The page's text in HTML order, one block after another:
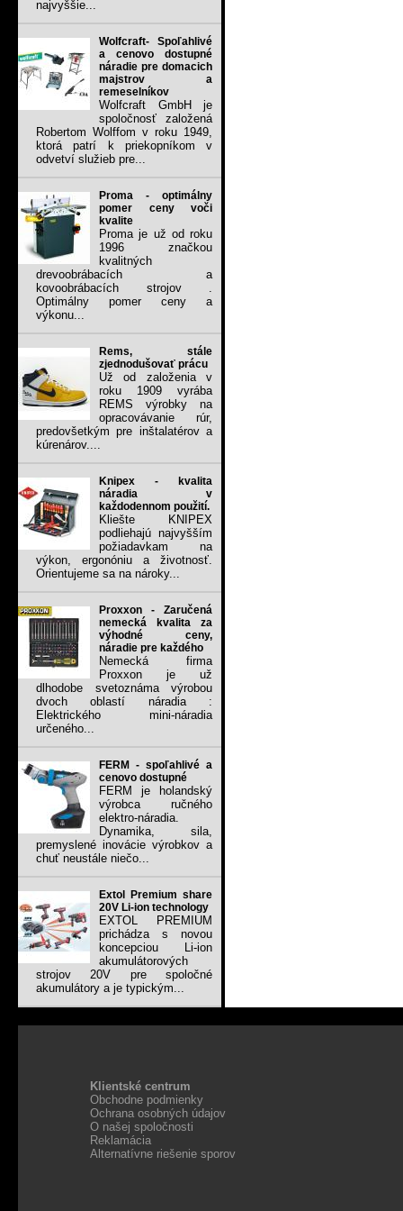
najvyššie...
Wolfcraft- Spoľahlivé
a cenovo dostupné
náradie pre domacich
majstrov a
remeselníkov
Wolfcraft GmbH je
spoločnosť založená
Robertom Wolffom v roku 1949,
ktorá patrí k priekopníkom v
odvetví služieb pre...
Proma - optimálny
pomer ceny voči
kvalite
Proma je už od roku
1996 značkou
kvalitných
drevoobrábacích a
kovoobrábacích strojov .
Optimálny pomer ceny a
výkonu...
Rems, stále
zjednodušovať prácu
Už od založenia v
roku 1909 vyrába
REMS výrobky na
opracovávanie rúr,
predovšetkým pre inštalatérov a
kúrenárov....
Knipex - kvalita
náradia v
každodennom použití.
Kliešte KNIPEX
podliehajú najvyšším
požiadavkam na
výkon, ergonóniu a životnosť.
Orientujeme sa na nároky...
Proxxon - Zaručená
nemecká kvalita za
výhodné ceny,
náradie pre každého
Nemecká firma
Proxxon je už
dlhodobe svetoznáma výrobou
dvoch oblastí náradia :
Elektrického mini-náradia
určeného...
FERM - spoľahlivé a
cenovo dostupné
FERM je holandský
výrobca ručného
elektro-náradia.
Dynamika, sila,
premyslené inovácie výrobkov a
chuť neustále niečo...
Extol Premium share
20V Li-ion technology
EXTOL PREMIUM
prichádza s novou
koncepciou Li-ion
akumulátorových
strojov 20V pre spoločné
akumulátory a je typickým...
Klientské centrum
Obchodne podmienky
Ochrana osobných údajov
O našej spoločnosti
Reklamácia
Alternatívne riešenie sporov